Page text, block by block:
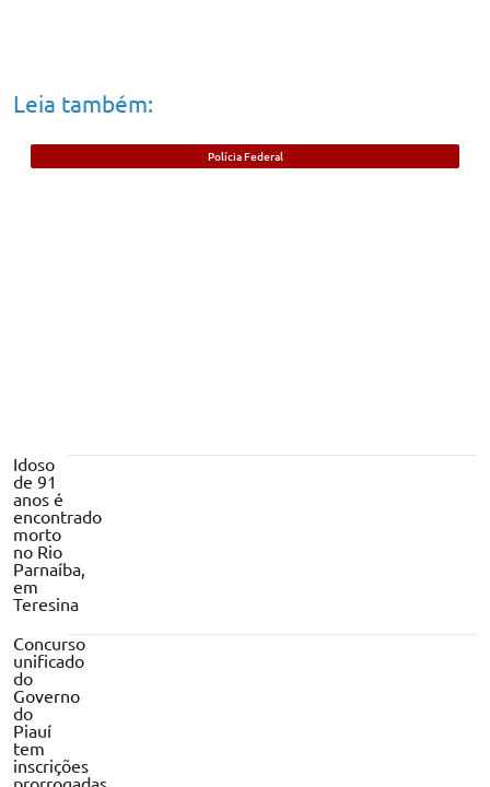
Leia também:
Polícia Federal
Idoso
de 91
anos é
encontrado
morto
no Rio
Parnaíba,
em
Teresina
Concurso
unificado
do
Governo
do
Piauí
tem
inscrições
prorrogadas